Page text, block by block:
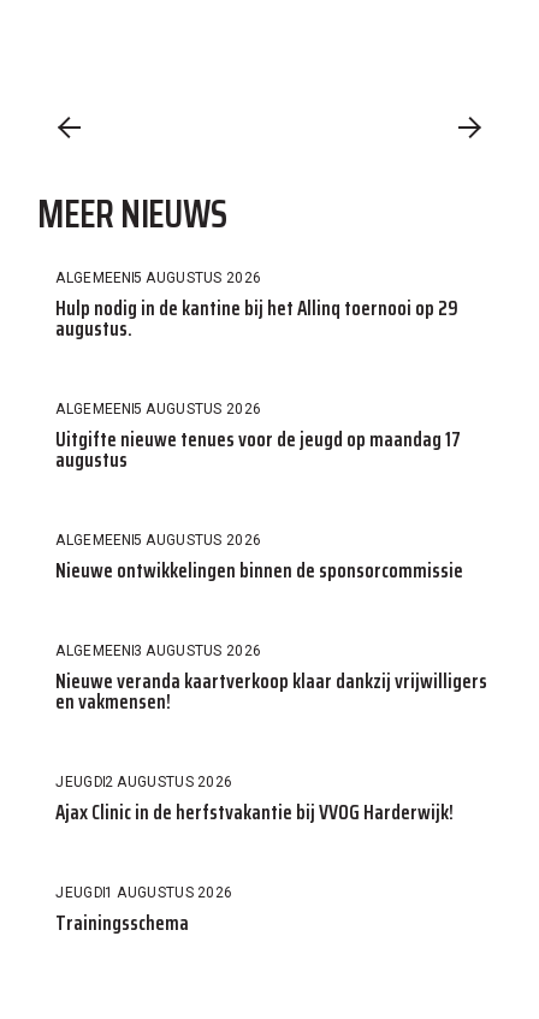
MEER NIEUWS
ALGEMEEN5 AUGUSTUS 2026
Hulp nodig in de kantine bij het Allinq toernooi op 29
augustus.
ALGEMEEN5 AUGUSTUS 2026
Uitgifte nieuwe tenues voor de jeugd op maandag 17
augustus
ALGEMEEN5 AUGUSTUS 2026
Nieuwe ontwikkelingen binnen de sponsorcommissie
ALGEMEEN3 AUGUSTUS 2026
Nieuwe veranda kaartverkoop klaar dankzij vrijwilligers
en vakmensen!
JEUGD2 AUGUSTUS 2026
Ajax Clinic in de herfstvakantie bij VVOG Harderwijk!
JEUGD1 AUGUSTUS 2026
Trainingsschema